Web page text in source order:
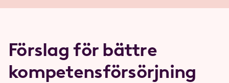
Förslag för bättre
kompetensförsörjning